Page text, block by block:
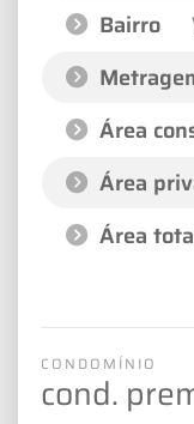
Bairro
Área
Área
Área
CONDOMÍNIO
cond.